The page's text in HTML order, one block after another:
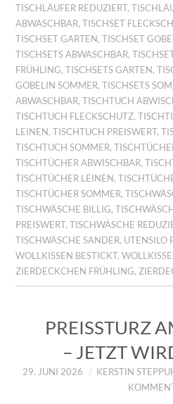
TISCHLÄUFER REDUZIERT,
ABWASCHBAR,TISCHSET
TISCHSET GARTEN ,TISCHSET
TISCHSETS ABWASCHBAR,
FRÜHLING,TISCHSETS GARTEN ,
GOBELIN SOMMER,TISCHSETS
ABWASCHBAR,TISCHTUCH
TISCHTUCH FLECKSCHUTZ,
LEINEN ,TISCHTUCH PREISWERT,
TISCHTUCH SOMMER,
TISCHTÜCHER ABWISCHBAR,
TISCHTÜCHER LEINEN ,
TISCHTÜCHER SOMMER,
TISCHWÄSCHE BILLIG,
PREISWERT,TISCHWÄSCHE
TISCHWÄSCHE SANDER, UTENSILO
WOLLKISSEN BESTICKT,
ZIERDECKCHEN FRÜHLING,
PREISSTURZ
– JETZT
29. JUNI 2026 KERSTIN